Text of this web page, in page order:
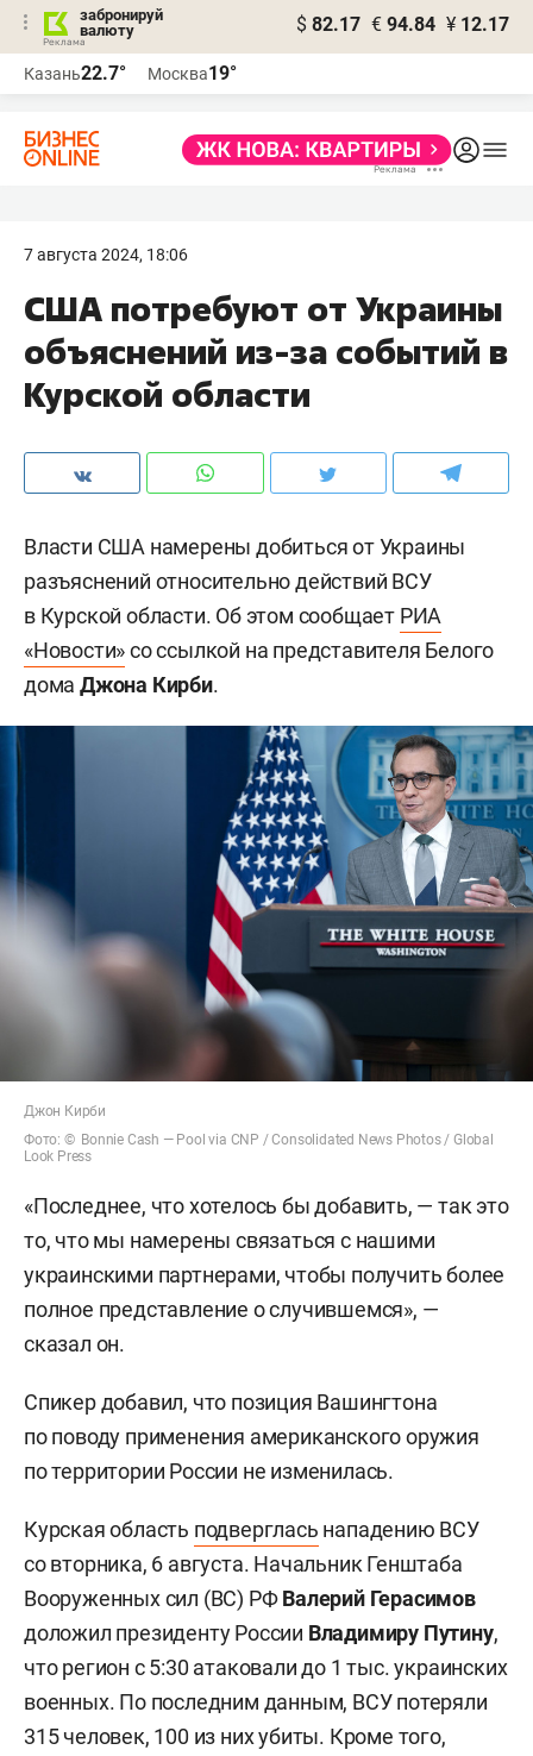
забронируй
валюту
$ 82.17 € 94.84 ¥ 12.17
Казань22.7° Москва19°
7 августа 2024, 18:06
США потребуют от Украины
объяснений из-за событий в
Курской области
Власти США намерены добиться от Украины
разъяснений относительно действий ВСУ
в Курской области. Об этом сообщает РИА
«Новости»со ссылкой на представителя Белого
дома Джона Кирби.
Джон Кирби
Фото: © Bonnie Cash — Pool via CNP / Consolidated News Photos / Global
Look Press
«Последнее, что хотелось бы добавить, — так это
то, что мы намерены связаться с нашими
украинскими партнерами, чтобы получить более
полное представление о случившемся», —
сказал он.
Спикер добавил, что позиция Вашингтона
по поводу применения американского оружия
по территории России не изменилась.
Курская область подверглась нападению ВСУ
со вторника, 6 августа. Начальник Генштаба
Вооруженных сил (ВС) РФВалерий Герасимов
доложил президенту России Владимиру Путину,
что регион с 5:30 атаковали до 1 тыс. украинских
военных. По последним данным, ВСУ потеряли
315 человек, 100 из них убиты. Кроме того,